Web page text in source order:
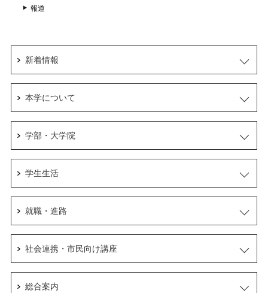
報道
新着情報
本学について
学部・大学院
学生生活
就職・進路
社会連携・市民向け講座
総合案内